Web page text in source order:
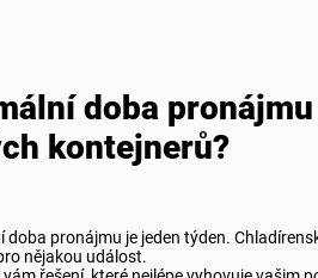
doba
kontejnerů?
pronájmu je jeden týden.
nějakou událost.